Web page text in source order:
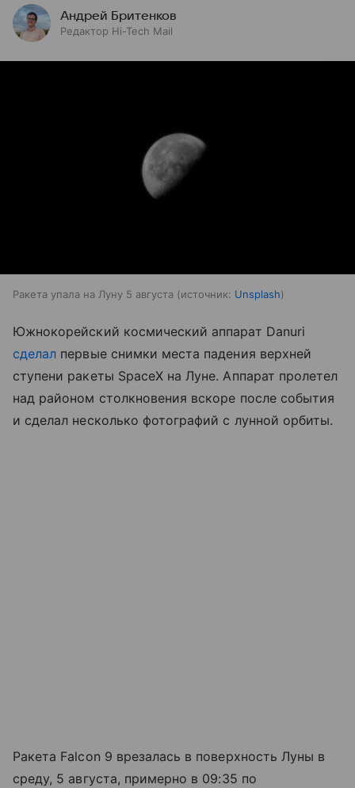
Андрей Бритенков
Редактор Hi-Tech Mail
Ракета упала на Луну 5 августа источник: Unsplash
Южнокорейский космический аппарат Danuri
сделал первые снимки места падения верхней
ступени ракеты SpaceX на Луне. Аппарат пролетел
над районом столкновения вскоре после события
и сделал несколько фотографий с лунной орбиты.
Ракета Falcon 9 врезалась в поверхность Луны в
среду, 5 августа, примерно в 09:35 по